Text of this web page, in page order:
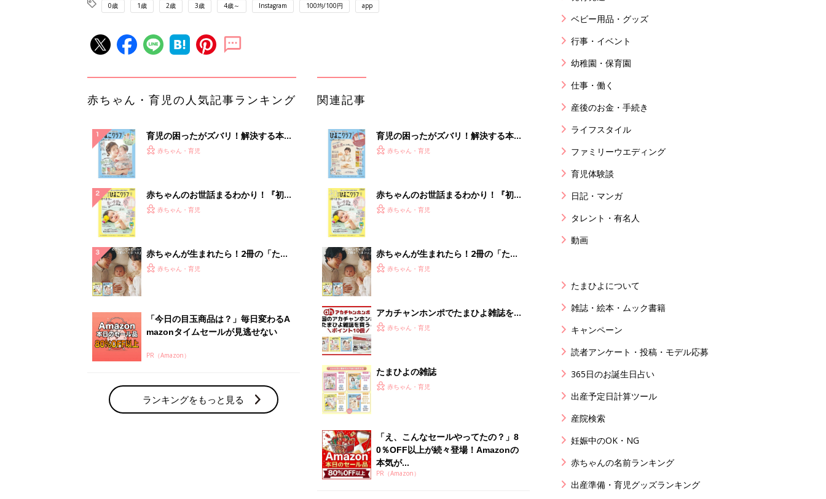
0歳 1歳 2歳 3歳 4歳～ Instagram 100均/100円 app
赤ちゃん・育児の人気記事ランキング
育児の困ったがズバリ！解決する本
『ひよこクラブ 夏号』 4カ月～2才
赤ちゃん・育児
赤ちゃんのお世話まるわかり！『初め
てのひよこクラブ 夏号』〈巻頭大特
赤ちゃん・育児
赤ちゃんが生まれたら！2冊の「たま
ひよ」
赤ちゃん・育児
「今日の目玉商品は？」毎日変わるA
mazonタイムセールが見逃せない
PR（Amazon）
ランキングをもっと見る
関連記事
育児の困ったがズバリ！解決する本
『ひよこクラブ 秋号』 4カ月～2才
赤ちゃん・育児
赤ちゃんのお世話まるわかり！『初め
てのひよこクラブ 夏号』〈巻頭大特
赤ちゃん・育児
赤ちゃんが生まれたら！2冊の「たま
ひよ」
赤ちゃん・育児
アカチャンホンポでたまひよ雑誌を買
うとポイント10倍【期間限定】
赤ちゃん・育児
たまひよの雑誌
赤ちゃん・育児
「え、こんなセールやってたの？」8
0％OFF以上が続々登場！Amazonの
本気が...
PR（Amazon）
ベビー用品・グッズ
行事・イベント
幼稚園・保育園
仕事・働く
産後のお金・手続き
ライフスタイル
ファミリーウエディング
育児体験談
日記・マンガ
タレント・有名人
動画
たまひよについて
雑誌・絵本・ムック書籍
キャンペーン
読者アンケート・投稿・モデル応募
365日のお誕生日占い
出産予定日計算ツール
産院検索
妊娠中のOK・NG
赤ちゃんの名前ランキング
出産準備・育児グッズランキング